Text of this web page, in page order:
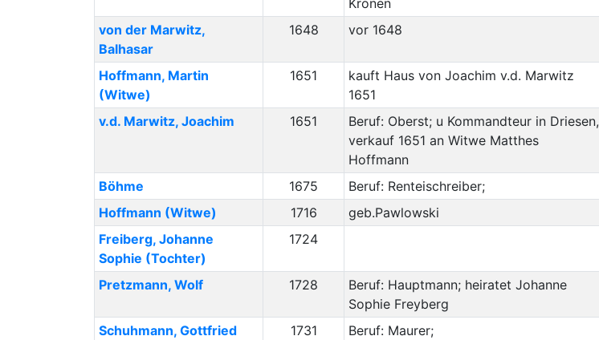
von der Marwitz,
Balhasar
1648 vor 1648
Hoffmann, Martin
(Witwe)
1651
kauft Haus von Joachim v.d. Marwitz
1651
v.d. Marwitz, Joachim 1651 Beruf: Oberst; u Kommandteur in Driesen,
verkauf 1651 an Witwe Matthes
Hoffmann
Böhme
1675 Beruf: Renteischreiber;
Hoffmann (Witwe) 1716
geb.Pawlowski
Freiberg, Johanne
Sophie (Tochter)
1724
Pretzmann, Wolf 1728 Beruf: Hauptmann; heiratet Johanne
Sophie Freyberg
Schuhmann, Gottfried 1731 Beruf: Maurer;